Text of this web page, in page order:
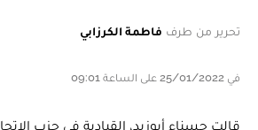
تحرير من طرف فاطمة الكرزابي
في 25/01/2022 على الساعة 09:01
قالت حسناء أبوزيد، القيادية في حزب